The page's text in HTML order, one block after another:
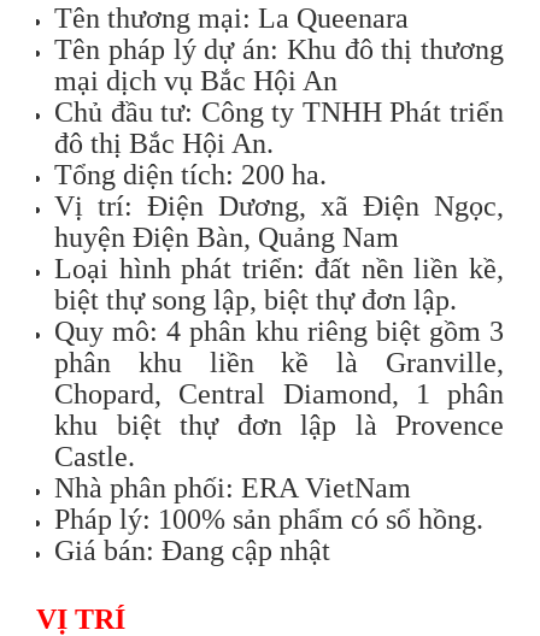
Tên thương mại: La Queenara
Tên pháp lý dự án: Khu đô thị thương
mại dịch vụ Bắc Hội An
Chủ đầu tư: Công ty TNHH Phát triển
đô thị Bắc Hội An.
Tổng diện tích: 200 ha.
Vị trí: Điện Dương, xã Điện Ngọc,
huyện Điện Bàn, Quảng Nam
Loại hình phát triển: đất nền liền kề,
biệt thự song lập, biệt thự đơn lập.
Quy mô: 4 phân khu riêng biệt gồm 3
phân khu liền kề là Granville,
Chopard, Central Diamond, 1 phân
khu biệt thự đơn lập là Provence
Castle.
Nhà phân phối: ERA VietNam
Pháp lý: 100% sản phẩm có sổ hồng.
Giá bán: Đang cập nhật
VỊ TRÍ